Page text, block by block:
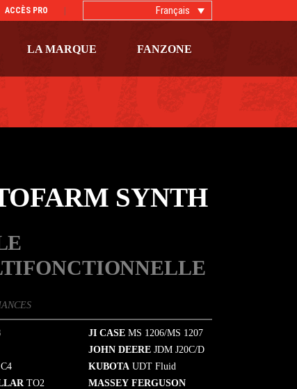
ACCÈS PRO Français
LA MARQUE FANZONE
SYNTH
C4
TO2
JI CASE MS 1206/MS 1207
JOHN DEERE JDM J20C/D
KUBOTA UDT Fluid
MASSEY FERGUSON